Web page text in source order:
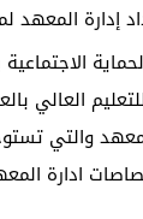
المعهد
العالي
والتي
ادارة